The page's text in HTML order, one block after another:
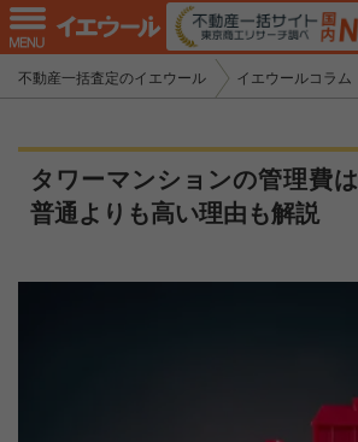
不動産一括査定のイエウール イエウールコラム
タワーマンションの管理費
普通よりも高い理由も解説